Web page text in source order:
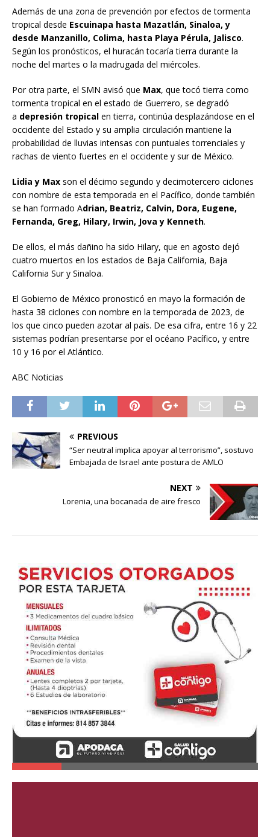
Además de una zona de prevención por efectos de tormenta
tropical desde Escuinapa hasta Mazatlán, Sinaloa, y
desde Manzanillo, Colima, hasta Playa Pérula, Jalisco.
Según los pronósticos, el huracán tocaría tierra durante la
noche del martes o la madrugada del miércoles.
Por otra parte, el SMN avisó que Max, que tocó tierra como
tormenta tropical en el estado de Guerrero, se degradó
a depresión tropical en tierra, continúa desplazándose en el
occidente del Estado y su amplia circulación mantiene la
probabilidad de lluvias intensas con puntuales torrenciales y
rachas de viento fuertes en el occidente y sur de México.
Lidia y Max son el décimo segundo y decimotercero ciclones
con nombre de esta temporada en el Pacífico, donde también
se han formado Adrian, Beatriz, Calvin, Dora, Eugene,
Fernanda, Greg, Hilary, Irwin, Jova y Kenneth.
De ellos, el más dañino ha sido Hilary, que en agosto dejó
cuatro muertos en los estados de Baja California, Baja
California Sur y Sinaloa.
El Gobierno de México pronosticó en mayo la formación de
hasta 38 ciclones con nombre en la temporada de 2023, de
los que cinco pueden azotar al país. De esa cifra, entre 16 y 22
sistemas podrían presentarse por el océano Pacífico, y entre
10 y 16 por el Atlántico.
ABC Noticias
PREVIOUS
“Ser neutral implica apoyar al terrorismo”, sostuvo
Embajada de Israel ante postura de AMLO
NEXT
Lorenia, una bocanada de aire fresco